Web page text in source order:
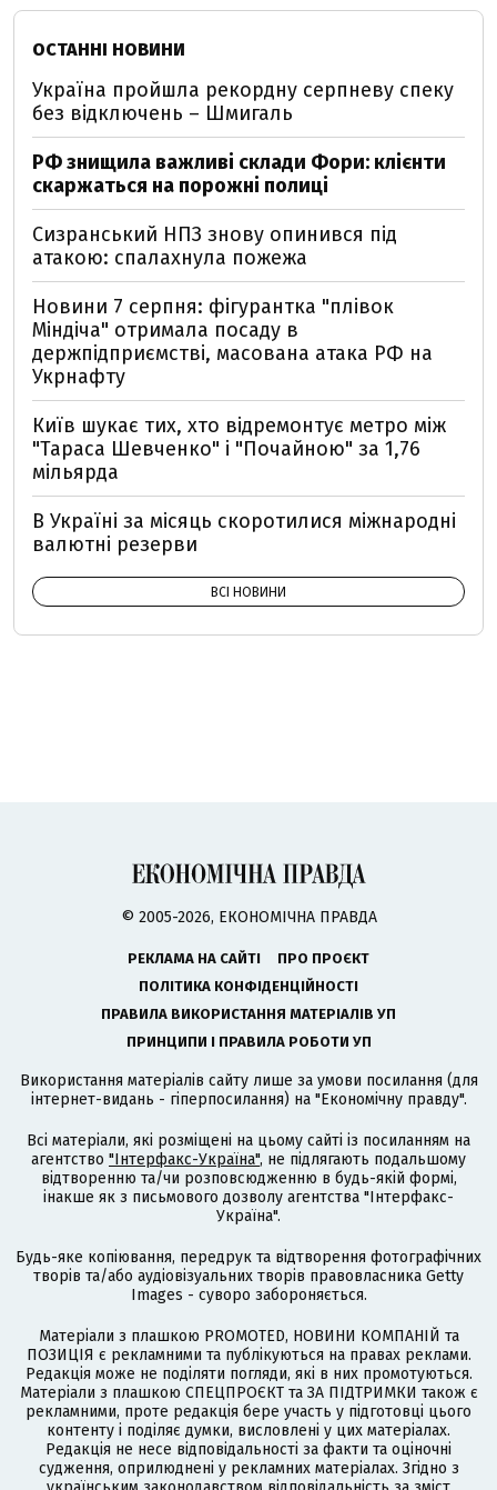
ОСТАННІ НОВИНИ
Україна пройшла рекордну серпневу спеку
без відключень – Шмигаль
РФ знищила важливі склади Фори: клієнти
скаржаться на порожні полиці
Сизранський НПЗ знову опинився під
атакою: спалахнула пожежа
Новини 7 серпня: фігурантка "плівок
Міндіча" отримала посаду в
держпідприємстві, масована атака РФ на
Укрнафту
Київ шукає тих, хто відремонтує метро між
"Тараса Шевченко" і "Почайною" за 1,76
мільярда
В Україні за місяць скоротилися міжнародні
валютні резерви
ВСІ НОВИНИ
© 2005-2026, ЕКОНОМІЧНА ПРАВДА
РЕКЛАМА НА САЙТІ
ПРО ПРОЄКТ
ПОЛІТИКА КОНФІДЕНЦІЙНОСТІ
ПРАВИЛА ВИКОРИСТАННЯ МАТЕРІАЛІВ УП
ПРИНЦИПИ І ПРАВИЛА РОБОТИ УП
Використання матеріалів сайту лише за умови посилання (для
інтернет-видань - гіперпосилання) на "Економічну правду".
Всі матеріали, які розміщені на цьому сайті із посиланням на
агентство "Інтерфакс-Україна", не підлягають подальшому
відтворенню та/чи розповсюдженню в будь-якій формі,
інакше як з письмового дозволу агентства "Інтерфакс-
Україна".
Будь-яке копіювання, передрук та відтворення фотографічних
творів та/або аудіовізуальних творів правовласника Getty
Images - суворо забороняється.
Матеріали з плашкою PROMOTED, НОВИНИ КОМПАНІЙ та
ПОЗИЦІЯ є рекламними та публікуються на правах реклами.
Редакція може не поділяти погляди, які в них промотуються.
Матеріали з плашкою СПЕЦПРОЄКТ та ЗА ПІДТРИМКИ також є
рекламними, проте редакція бере участь у підготовці цього
контенту і поділяє думки, висловлені у цих матеріалах.
Редакція не несе відповідальності за факти та оціночні
судження, оприлюднені у рекламних матеріалах. Згідно з